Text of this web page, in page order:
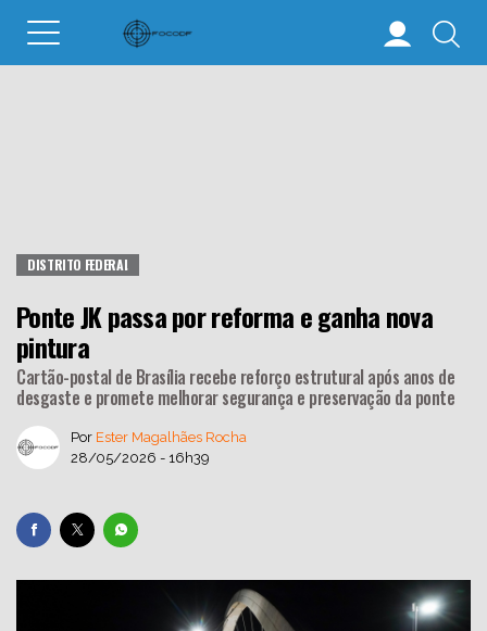
DISTRITO FEDERAL
Ponte JK passa por reforma e ganha nova
pintura
Cartão-postal de Brasília recebe reforço estrutural após anos de
desgaste e promete melhorar segurança e preservação da ponte
Por Ester Magalhães Rocha
28/05/2026 - 16h39